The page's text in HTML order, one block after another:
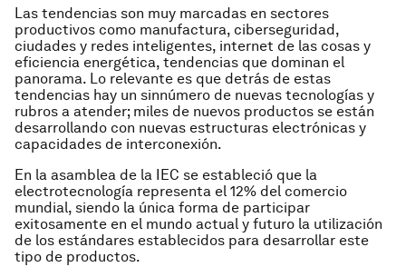
Las tendencias son muy marcadas en sectores
productivos como manufactura, ciberseguridad,
ciudades y redes inteligentes, internet de las cosas y
eficiencia energética, tendencias que dominan el
panorama. Lo relevante es que detrás de estas
tendencias hay un sinnúmero de nuevas tecnologías y
rubros a atender; miles de nuevos productos se están
desarrollando con nuevas estructuras electrónicas y
capacidades de interconexión.
En la asamblea de la IEC se estableció que la
electrotecnología representa el 12% del comercio
mundial, siendo la única forma de participar
exitosamente en el mundo actual y futuro la utilización
de los estándares establecidos para desarrollar este
tipo de productos.